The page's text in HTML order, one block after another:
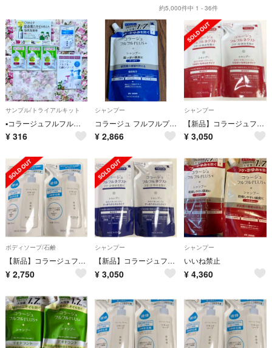
約5,000件中 1 - 36件
サンプル/トライアルキット
▪️コラージュフルフル★ニキビ用洗顔★ボディソープ★泡立てネット
¥ 316
シャンプー
コラージュ フルフルプラス すっきり シャンプー
¥ 2,866
シャンプー
【新品】コラージュフルフル うるおいなめらかタイプ シャンプー２袋 詰め替え用
¥ 3,050
ボディソープ/石鹸
【新品】コラージュフルフル リキッドソープ 詰め替え用 ２袋 セット
¥ 2,750
シャンプー
【新品】コラージュフルフルネクスト すっきりさらさらタイプシャンプー詰め替え２袋
¥ 3,050
シャンプー
いいね禁止
¥ 4,360